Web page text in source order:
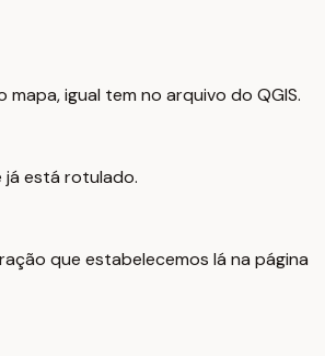
mapa, igual tem no arquivo do QGIS.
já está rotulado.
que estabelecemos lá na página